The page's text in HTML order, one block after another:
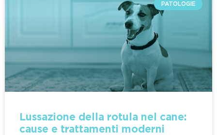
PATOLOGIE
Lussazione della rotula nel cane:
cause e trattamenti moderni